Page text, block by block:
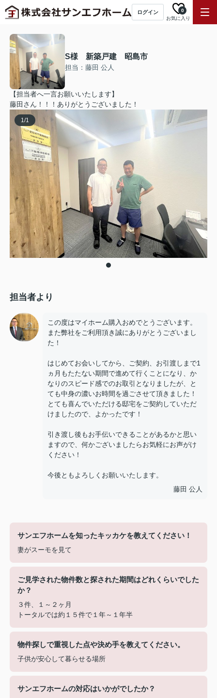
ログイン
お気に入り
0
S様 新築戸建 昭島市
担当：藤田 公人
【担当者へ一言お願いいたします】
藤田さん！！！ありがとうございました！
1/1
担当者より
この度はマイホーム購入おめでとうございます。
また弊社をご利用頂き誠にありがとうございまし
た！
はじめてお会いしてから、ご契約、お引渡しまで1
ヵ月もたたない期間で進めて行くことになり、か
なりのスピード感でのお取引となりましたが、と
ても中身の濃いお時間を過ごさせて頂きました！
とても喜んでいただける邸宅をご契約していただ
けましたので、よかったです！
引き渡し後もお手伝いできることがあるかと思い
ますので、何かございましたらお気軽にお声がけ
ください！
今後ともよろしくお願いいたします。
藤田 公人
サンエフホームを知ったキッカケを教えてください！
妻がスーモを見て
ご見学された物件数と探された期間はどれくらいでした
か？
３件、１～２ヶ月
トータルでは約１５件で１年～１年半
物件探しで重視した点や決め手を教えてください。
子供が安心して暮らせる場所
サンエフホームの対応はいかがでしたか？